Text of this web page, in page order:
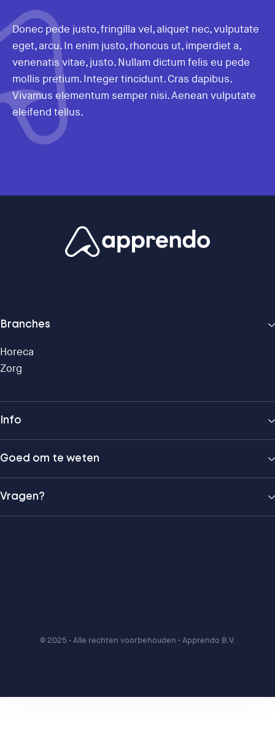
Donec pede justo, fringilla vel, aliquet nec, vulputate
eget, arcu. In enim justo, rhoncus ut, imperdiet a,
venenatis vitae, justo. Nullam dictum felis eu pede
mollis pretium. Integer tincidunt. Cras dapibus.
Vivamus elementum semper nisi. Aenean vulputate
eleifend tellus.
Branches
Horeca
Zorg
Info
Goed om te weten
Vragen?
© 2025 • Alle rechten voorbehouden • Apprendo B.V.